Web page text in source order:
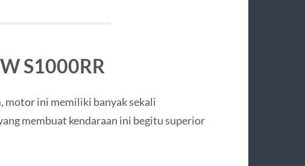
S1000RR
motor ini memiliki banyak sekali
membuat kendaraan ini begitu superior